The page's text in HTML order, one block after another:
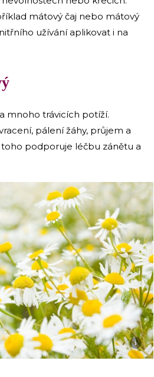
mátový čaj nebo mátový
užívání aplikovat i na
mnoho trávicích potíží.
pálení žáhy, průjem a
podporuje léčbu zánětu a
i